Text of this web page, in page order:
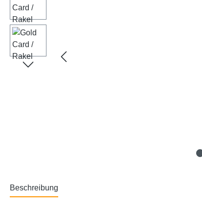
Beschreibung